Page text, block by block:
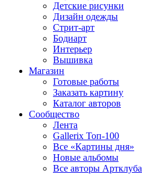
Детские рисунки
Дизайн одежды
Стрит-арт
Бодиарт
Интерьер
Вышивка
Магазин
Готовые работы
Заказать картину
Каталог авторов
Сообщество
Лента
Gallerix Топ-100
Все «Картины дня»
Новые альбомы
Все авторы Артклуба